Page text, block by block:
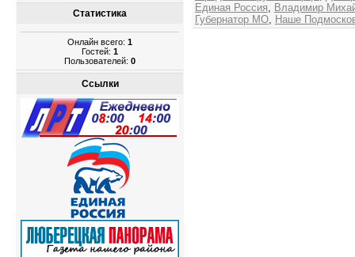
Статистика
Онлайн всего: 1
Гостей: 1
Пользователей: 0
Ссылки
Единая Россия
Владимир
Губернатор МО Наше